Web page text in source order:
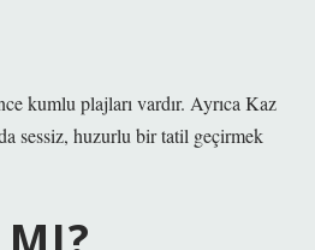
kumlu plajları vardır. Ayrıca Kaz
sessiz, huzurlu bir tatil geçirmek